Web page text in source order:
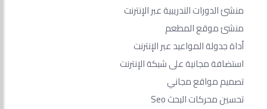
منشئ الدورات التدريبية عبر الإنترنت
منشئ موقع المطعم
أداة جدولة المواعيد عبر الإنترنت
استضافة مجانية على شبكة الإنترنت
تصميم مواقع مجاني
تحسين محركات البحث Seo​